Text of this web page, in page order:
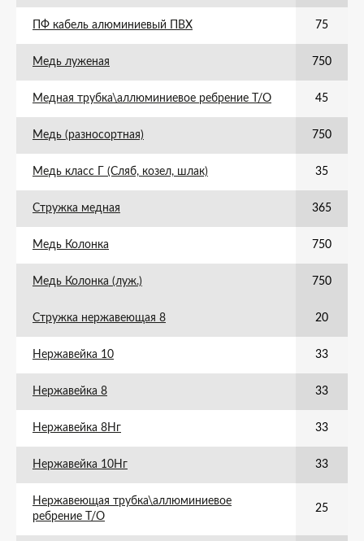
ПФ кабель алюминиевый ПВХ 75
Медь луженая 750
Медная трубка\аллюминиевое ребрение Т/О 45
Медь (разносортная) 750
Медь класс Г (Сляб, козел, шлак) 35
Стружка медная 365
Медь Колонка 750
Медь Колонка (луж.) 750
Стружка нержавеющая 8 20
Нержавейка 10 33
Нержавейка 8 33
Нержавейка 8Нг 33
Нержавейка 10Нг 33
Нержавеющая трубка\аллюминиевое
ребрение Т/О
25